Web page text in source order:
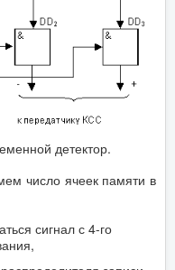
детектор.
число ячеек памяти в
сигнал с 4-го